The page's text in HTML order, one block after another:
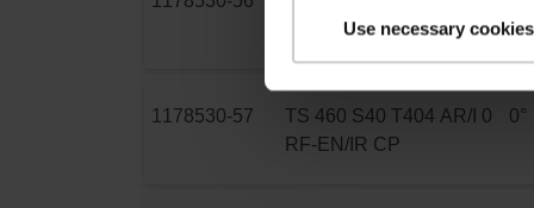
Use necessary
RF-EN/IR CP
1178530-57
TS 460 S40 T404 AR/I 0
RF-EN/IR CP
0°